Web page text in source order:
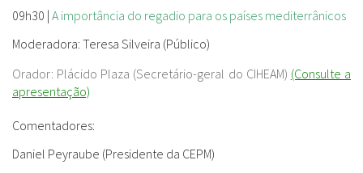
09h30 | A importância do regadio para os países mediterrânicos
Moderadora: Teresa Silveira (Público)
Orador: Plácido Plaza (Secretário-geral do CIHEAM) (Consulte a
apresentação)
Comentadores:
Daniel Peyraube (Presidente da CEPM)